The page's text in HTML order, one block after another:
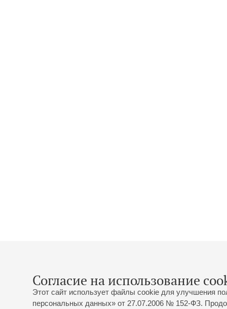
Согласие на использование
Этот сайт использует файлы cookie для улучшения
персональных данных» от 27.07.2006 № 152-ФЗ.